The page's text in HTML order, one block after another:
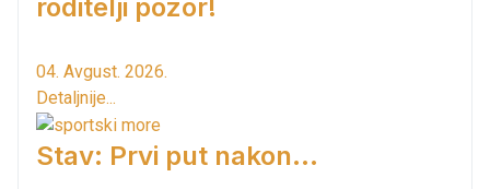
roditelji pozor!
04. Avgust. 2026.
Detaljnije...
Stav: Prvi put nakon…